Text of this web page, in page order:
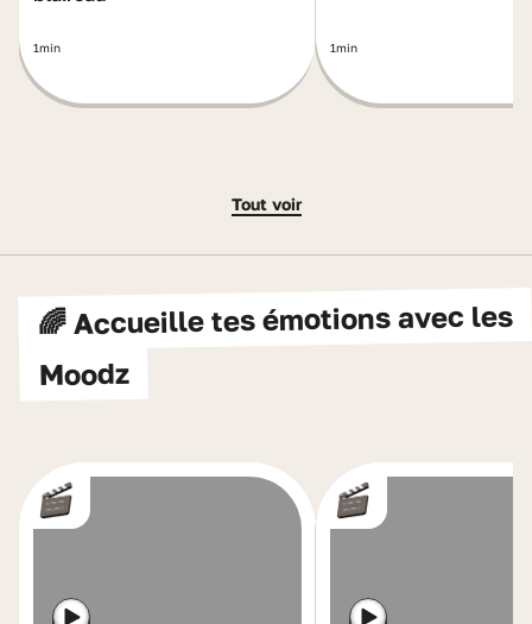
1min 1min
Tout voir
🌈 Accueille tes émotions avec les
Moodz